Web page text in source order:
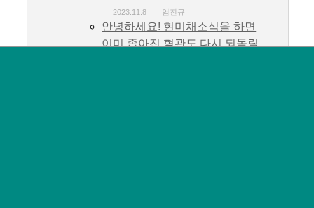
2023.11.8 엄진규
안녕하세요! 현미채소식을 하면
이미 좁아진 혈관도 다시 되돌릴